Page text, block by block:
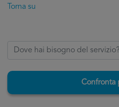
Torna su
Confronta